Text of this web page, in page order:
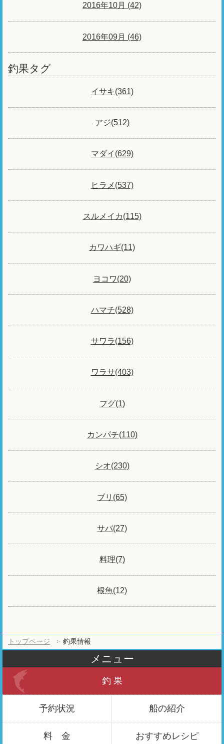
2016年10月 (42)
2016年09月 (46)
釣果タグ
イサキ(361)
アジ(512)
マダイ(629)
ヒラメ(537)
スルメイカ(115)
カワハギ(11)
ヨコワ(20)
ハマチ(528)
サワラ(156)
ワラサ(403)
フグ(1)
カンパチ(110)
シオ(230)
ブリ(65)
サバ(27)
料理(7)
根魚(12)
トップページ 釣果情報
メニュー
釣 果
予約状況 船の紹介
料 金 おすすめレシピ